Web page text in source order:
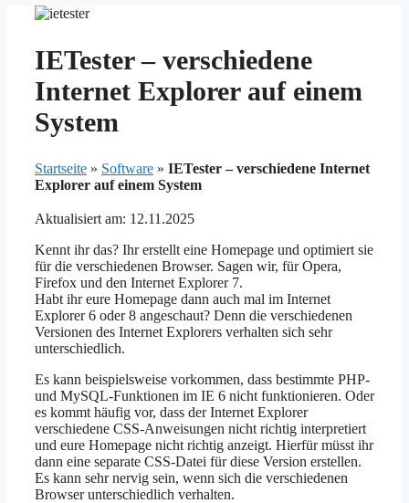
IETester – verschiedene
Internet Explorer auf einem
System
Startseite » Software » IETester – verschiedene Internet
Explorer auf einem System
Aktualisiert am: 12.11.2025
Kennt ihr das? Ihr erstellt eine Homepage und optimiert sie
für die verschiedenen Browser. Sagen wir, für Opera,
Firefox und den Internet Explorer 7.
Habt ihr eure Homepage dann auch mal im Internet
Explorer 6 oder 8 angeschaut? Denn die verschiedenen
Versionen des Internet Explorers verhalten sich sehr
unterschiedlich.
Es kann beispielsweise vorkommen, dass bestimmte PHP-
und MySQL-Funktionen im IE 6 nicht funktionieren. Oder
es kommt häufig vor, dass der Internet Explorer
verschiedene CSS-Anweisungen nicht richtig interpretiert
und eure Homepage nicht richtig anzeigt. Hierfür müsst ihr
dann eine separate CSS-Datei für diese Version erstellen.
Es kann sehr nervig sein, wenn sich die verschiedenen
Browser unterschiedlich verhalten.